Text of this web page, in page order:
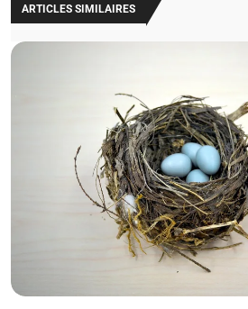
ARTICLES SIMILAIRES